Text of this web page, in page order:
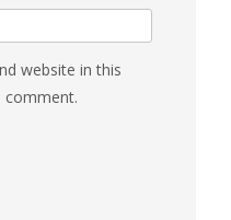
website in this